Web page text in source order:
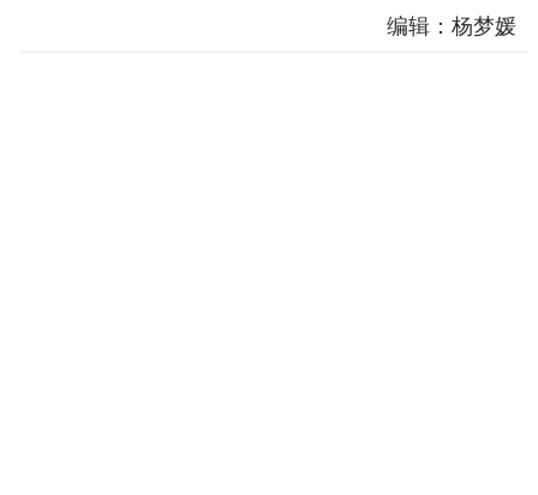
新闻发布工作备
编辑：杨梦媛